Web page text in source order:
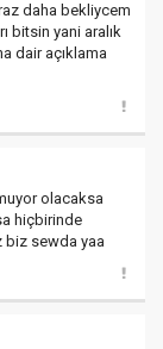
daha bekliycem
bitsin yani aralık
dair açıklama
olacaksa
hiçbirinde
biz sewda yaa